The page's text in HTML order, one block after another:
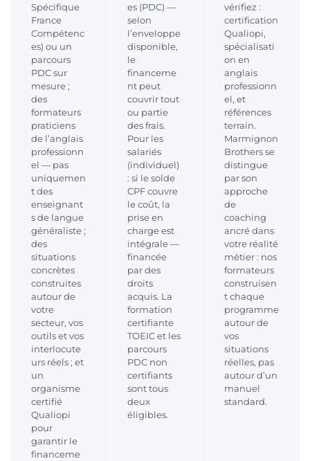
Spécifique
France
Compétenc
es) ou un
parcours
PDC sur
mesure ;
des
formateurs
praticiens
de l’anglais
professionn
el — pas
uniquemen
t des
enseignant
s de langue
généraliste ;
des
situations
concrètes
construites
autour de
votre
secteur, vos
outils et vos
interlocute
urs réels ; et
un
organisme
certifié
Qualiopi
pour
garantir le
financeme
es (PDC) —
selon
l’enveloppe
disponible,
le
financeme
nt peut
couvrir tout
ou partie
des frais.
Pour les
salariés
(individuel)
: si le solde
CPF couvre
le coût, la
prise en
charge est
intégrale —
financée
par des
droits
acquis. La
formation
certifiante
TOEIC et les
parcours
PDC non
certifiants
sont tous
deux
éligibles.
vérifiez :
certification
Qualiopi,
spécialisati
on en
anglais
professionn
el, et
références
terrain.
Marmignon
Brothers se
distingue
par son
approche
de
coaching
ancré dans
votre réalité
métier : nos
formateurs
construisen
t chaque
programme
autour de
vos
situations
réelles, pas
autour d’un
manuel
standard.